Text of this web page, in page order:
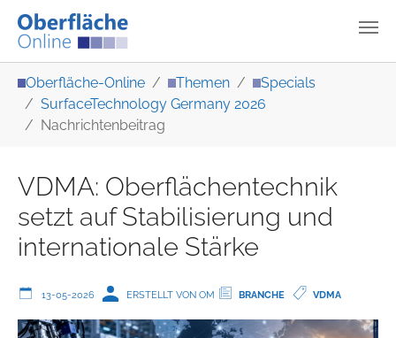
Oberfläche-Online Themen
Specials
SurfaceTechnology Germany 2026
Nachrichtenbeitrag
VDMA: Oberflächentechnik
setzt auf Stabilisierung und
internationale Stärke
13-05-2026 ERSTELLT VON OM BRANCHE VDMA